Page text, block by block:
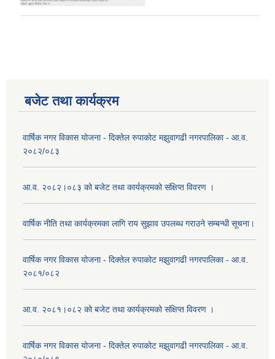
बजेट तथा कार्यक्रम
वार्षिक नगर विकास योजना - दिक्तेल रुपाकोट मझुवागढी नगरपालिका - आ.व.
२०८२/०८३
आ.व. २०८२।०८३ को बजेट तथा कार्यक्रमको संक्षिप्त विवरण ।
वार्षिक नीति तथा कार्यक्रमका लागि राय सुझाव उपलब्ध गराउने सम्बन्धी सूचना।
वार्षिक नगर विकास योजना - दिक्तेल रुपाकोट मझुवागढी नगरपालिका - आ.व.
२०८१/०८२
आ.व. २०८१।०८२ को बजेट तथा कार्यक्रमको संक्षिप्त विवरण ।
वार्षिक नगर विकास योजना - दिक्तेल रुपाकोट मझुवागढी नगरपालिका - आ.व.